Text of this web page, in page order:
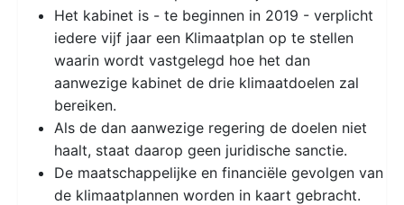
Het kabinet is - te beginnen in 2019 - verplicht
iedere vijf jaar een Klimaatplan op te stellen
waarin wordt vastgelegd hoe het dan
aanwezige kabinet de drie klimaatdoelen zal
bereiken.
Als de dan aanwezige regering de doelen niet
haalt, staat daarop geen juridische sanctie.
De maatschappelijke en financiële gevolgen van
de klimaatplannen worden in kaart gebracht.